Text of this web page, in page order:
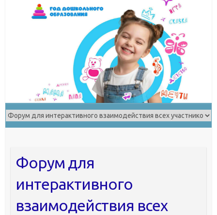
Форум для
интерактивного
взаимодействия всех